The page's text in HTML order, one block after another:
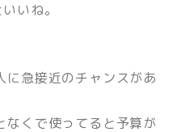
いね。
接近のチャンスがあ
使ってると予算が